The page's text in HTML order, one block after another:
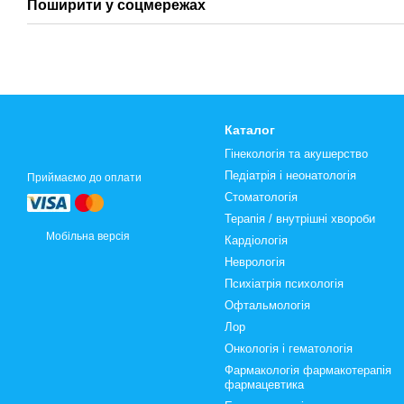
Поширити у соцмережах
Приймаємо до оплати
Мобільна версія
Каталог
Гінекологія та акушерство
Педіатрія і неонатологія
Стоматологія
Терапія / внутрішні хвороби
Кардіологія
Неврологія
Психіатрія психологія
Офтальмологія
Лор
Онкологія і гематологія
Фармакологія фармакотерапія
фармацевтика